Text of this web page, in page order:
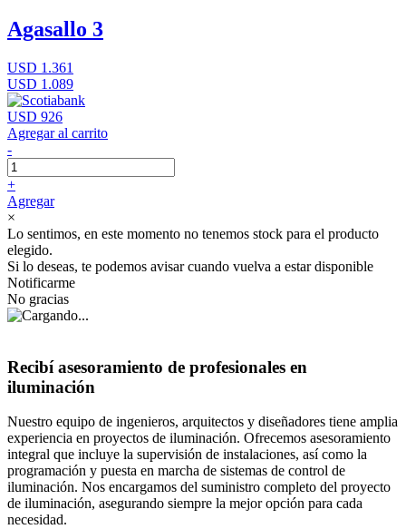
Agasallo 3
USD 1.361
USD 1.089
USD 926
Agregar al carrito
-
+
Agregar
×
Lo sentimos, en este momento no tenemos stock para el producto
elegido.
Si lo deseas, te podemos avisar cuando vuelva a estar disponible
Notificarme
No gracias
Recibí asesoramiento de profesionales en
iluminación
Nuestro equipo de ingenieros, arquitectos y diseñadores tiene amplia
experiencia en proyectos de iluminación. Ofrecemos asesoramiento
integral que incluye la supervisión de instalaciones, así como la
programación y puesta en marcha de sistemas de control de
iluminación. Nos encargamos del suministro completo del proyecto
de iluminación, asegurando siempre la mejor opción para cada
necesidad.